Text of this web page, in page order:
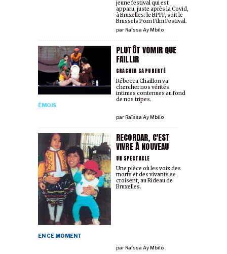
par Raïssa Ay Mbilo
jeune festival qui est
apparu, juste après la Covid,
à Bruxelles: le BPFF, soit le
Brussels Porn Film Festival.
PLUTÔT VOMIR QUE
FAILLIR
CRACHER SA PUBERTÉ
ÉMOIS
parRaïssa Ay Mbilo
Rébecca Chaillon va
chercher nos vérités
intimes contenues au fond
de nos tripes.
RECORDAR, C'EST
VIVRE À NOUVEAU
UN SPECTACLE
EN CE MOMENT
parRaïssa Ay Mbilo
Une pièce où les voix des
morts et des vivants se
croisent, au Rideau de
Bruxelles.